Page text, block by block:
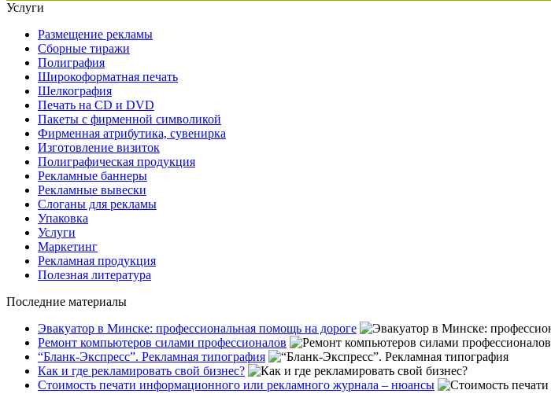
Услуги
Размещение рекламы
Сборные тиражи
Полиграфия
Широкоформатная печать
Шелкография
Печать на СD и DVD
Пакеты с фирменной символикой
Фирменная атрибутика, сувенирка
Изготовление визиток
Полиграфическая продукция
Рекламные баннеры
Рекламные вывески
Слоганы для рекламы
Упаковка
Услуги
Маркетинг
Рекламная продукция
Полезная литература
Последние материалы
Эвакуатор в Минске: профессиональная помощь на дороге
Ремонт компьютеров силами профессионалов
“Бланк-Экспресс”. Рекламная типография
Как и где рекламировать свой бизнес?
Стоимость печати информационного или рекламного журнала – нюансы